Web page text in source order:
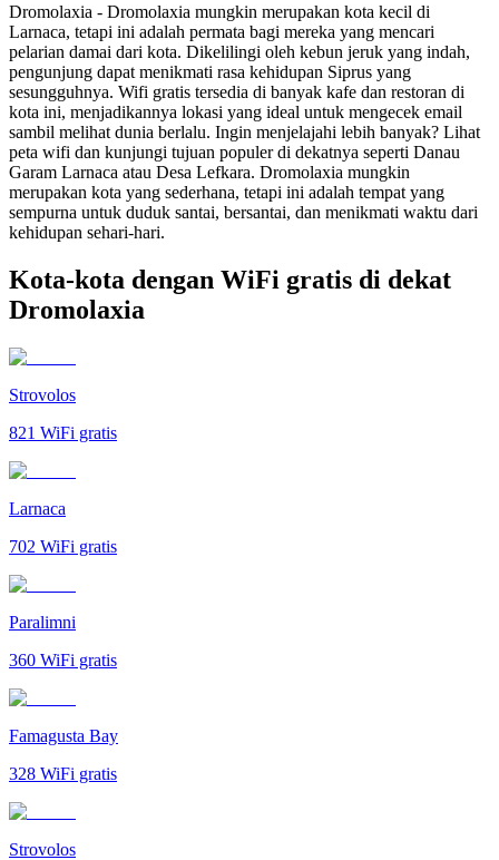
Dromolaxia - Dromolaxia mungkin merupakan kota kecil di
Larnaca, tetapi ini adalah permata bagi mereka yang mencari
pelarian damai dari kota. Dikelilingi oleh kebun jeruk yang indah,
pengunjung dapat menikmati rasa kehidupan Siprus yang
sesungguhnya. Wifi gratis tersedia di banyak kafe dan restoran di
kota ini, menjadikannya lokasi yang ideal untuk mengecek email
sambil melihat dunia berlalu. Ingin menjelajahi lebih banyak? Lihat
peta wifi dan kunjungi tujuan populer di dekatnya seperti Danau
Garam Larnaca atau Desa Lefkara. Dromolaxia mungkin
merupakan kota yang sederhana, tetapi ini adalah tempat yang
sempurna untuk duduk santai, bersantai, dan menikmati waktu dari
kehidupan sehari-hari.
Kota-kota dengan WiFi gratis di dekat
Dromolaxia
Strovolos
821 WiFi gratis
Larnaca
702 WiFi gratis
Paralimni
360 WiFi gratis
Famagusta Bay
328 WiFi gratis
Strovolos